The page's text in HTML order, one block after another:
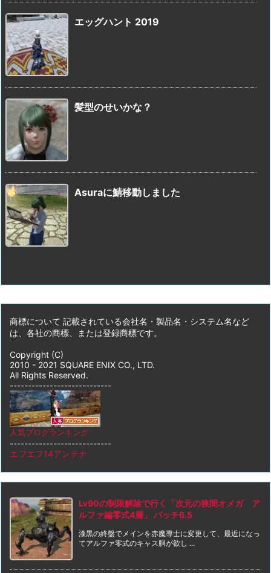
エッグハント 2019
髪型のせいかな？
Asuraに鯖移動しました
商標について 記載されている会社名・製品名・システム名など
は、各社の商標、または登録商標です。
Copyright (C)
2010 - 2021 SQUARE ENIX CO., LTD.
All Rights Reserved.
----------------------------
人気ブログランキング
----------------------------
エフエフ14アンテナ
Lv90の制限解除で行く「次元の狭間オメガ ア
ルファ編零式4層」 パッチ6.5
漆黒の終盤でメインを赤魔導士に変更して、最近になっ
てアルファ零式のキャス胴が欲し ...